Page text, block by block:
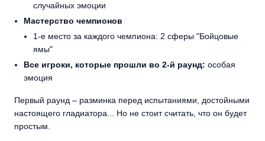
случайных эмоции
Мастерство чемпионов
1-е место за каждого чемпиона: 2 сферы "Бойцовые
ямы"
Все игроки, которые прошли во 2-й раунд: особая
эмоция
Первый раунд – разминка перед испытаниями, достойными
настоящего гладиатора... Но не стоит считать, что он будет
простым.